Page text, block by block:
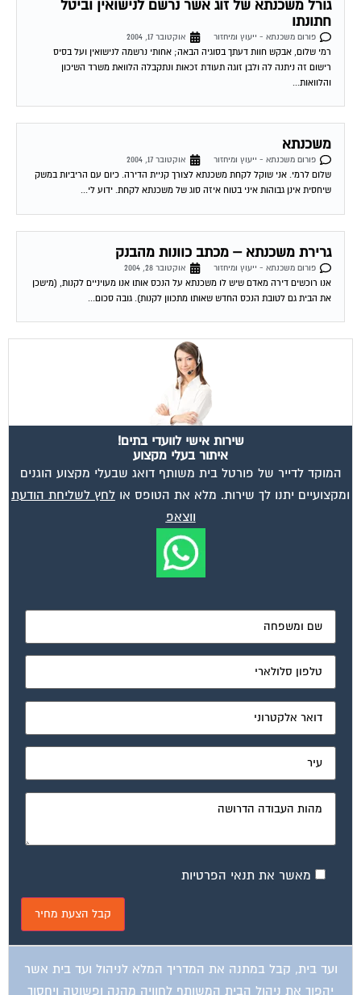
גורל משכנתא של זוג אשר נרשם לנישואין וביטל
חתונתו
פורום משכנתא - ייעוץ ומיחזור
אוקטובר 17, 2004
רמי שלום, אבקש חוות דעתך בסוגיה הבאה; אחותי נרשמה לנישואין ועל בסיס
רישום זה ניתנה לה ולבן זוגה תעודת זכאות ונתקבלה הלוואת משרד השיכון
והלוואות...
משכנתא
פורום משכנתא - ייעוץ ומיחזור
אוקטובר 17, 2004
שלום לרמי. אני שוקל לקחת משכנתא לצורך קניית הדירה. כיום עם הריביות במשק
שיחסית אינן גבוהות איני בטוח איזה סוג של משכנתא לקחת. ידוע לי...
גרירת משכנתא – מכתב כוונות מהבנק
פורום משכנתא - ייעוץ ומיחזור
אוקטובר 28, 2004
אנו רוכשים דירה מאדם שיש לו משכנתא על הנכס אותו אנו מעויניים לקנות, (מישכן
את הבית גם לטובת הנכס החדש שאותו מתכוון לקנות). גובה סכום...
שירות אישי לוועדי בתים!
איתור בעלי מקצוע
המוקד לדייר של פורטל בית משותף דואג שבעלי מקצוע הוגנים
ומקצועיים יתנו לך שירות. מלא את הטופס או לחץ לשליחת הודעת
ווצאפ
מאשר את תנאי הפרטיות
ועד בית, קבל במתנה את המדריך המלא לניהול ועד בית אשר
יהפוך את ניהול הבית המשותף לחוויה מהנה ופשוטה ויחסוך